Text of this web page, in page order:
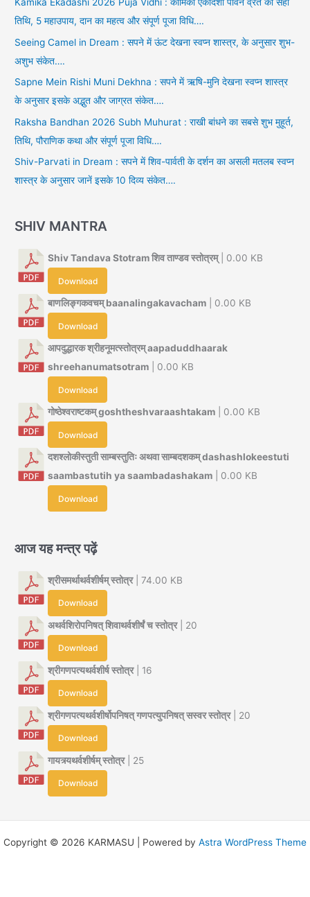
Kamika Ekadashi 2026 Puja Vidhi : कामिका एकादशी पावन व्रत की सही
तिथि, 5 महाउपाय, दान का महत्व और संपूर्ण पूजा विधि….
Seeing Camel in Dream : सपने में ऊंट देखना स्वप्न शास्त्र, के अनुसार शुभ-
अशुभ संकेत….
Sapne Mein Rishi Muni Dekhna : सपने में ऋषि-मुनि देखना स्वप्न शास्त्र
के अनुसार इसके अद्भुत और जाग्रत संकेत….
Raksha Bandhan 2026 Subh Muhurat : राखी बांधने का सबसे शुभ मुहूर्त,
तिथि, पौराणिक कथा और संपूर्ण पूजा विधि….
Shiv-Parvati in Dream : सपने में शिव-पार्वती के दर्शन का असली मतलब स्वप्न
शास्त्र के अनुसार जानें इसके 10 दिव्य संकेत….
SHIV MANTRA
Shiv Tandava Stotram शिव ताण्डव स्तोत्रम्| 0.00 KB
Download
बाणलिङ्गकवचम् baanalingakavacham | 0.00 KB
Download
आपदुद्धारक श्रीहनूमत्स्तोत्रम् aapaduddhaarak
shreehanumatsotram | 0.00 KB
Download
गोष्ठेश्वराष्टकम् goshtheshvaraashtakam | 0.00 KB
Download
दशश्लोकीस्तुती साम्बस्तुतिः अथवा साम्बदशकम् dashashlokeestuti
saambastutih ya saambadashakam | 0.00 KB
Download
आज यह मन्त्र पढ़ें
श्रीसमर्थाथर्वशीर्षम् स्तोत्र| 74.00 KB
Download
अथर्वशिरोपनिषत् शिवाथर्वशीर्षं च स्तोत्र| 20
Download
श्रीगणपत्यथर्वशीर्ष स्तोत्र| 16
Download
श्रीगणपत्यथर्वशीर्षोपनिषत् गणपत्युपनिषत् सस्वर स्तोत्र| 20
Download
गायत्र्यथर्वशीर्षम् स्तोत्र| 25
Download
Copyright © 2026 KARMASU | Powered by Astra WordPress Theme